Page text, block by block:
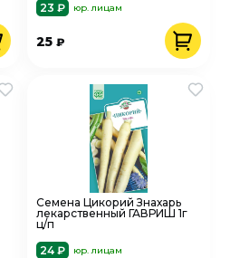
23 ₽
юр. лицам
25₽
Семена Цикорий Знахарь
лекарственный ГАВРИШ 1г
ц/п
24 ₽
юр. лицам